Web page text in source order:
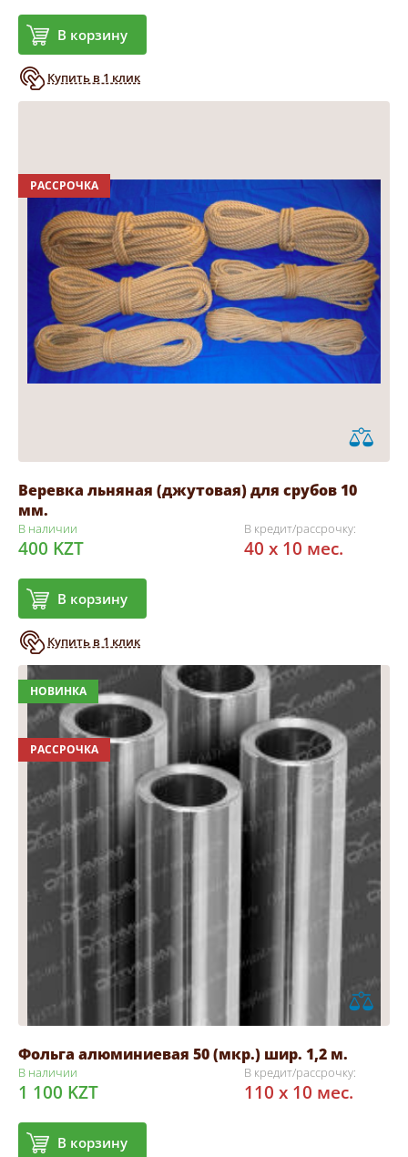
В корзину
Купить в 1 клик
РАССРОЧКА
Веревка льняная (джутовая) для срубов 10
мм.
В наличии
400 KZT
В корзину
Купить в 1 клик
В кредит/рассрочку:
40 x 10 мес.
НОВИНКА
РАССРОЧКА
Фольга алюминиевая 50 (мкр.) шир. 1,2 м.
В наличии
1 100 KZT
В корзину
В кредит/рассрочку:
110 x 10 мес.